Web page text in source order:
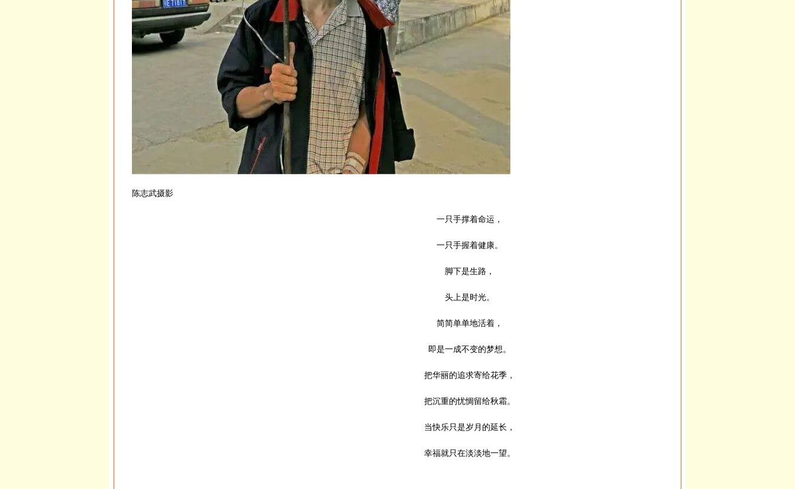
陈志武摄影
一只手撑着命运，
一只手握着健康。
脚下是生路，
头上是时光。
简简单单地活着，
即是一成不变的梦想。
把华丽的追求寄给花季，
把沉重的忧惆留给秋霜。
当快乐只是岁月的延长，
幸福就只在淡淡地一望。